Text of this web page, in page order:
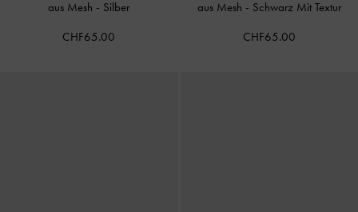
aus Mesh - Silber
CHF65.00
aus Mesh - Schwarz Mit Textur
CHF65.00